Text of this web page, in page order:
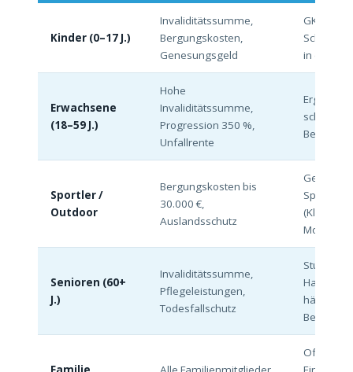
Kinder (0–17 J.)
Invaliditätssumme,
Bergungskosten,
Genesungsgeld
GKV
Schule/
in der
Erwachsene
(18–59 J.)
Hohe
Invaliditätssumme,
Progression 350 %,
Unfallrente
schützt
Sportler /
Outdoor
Bergungskosten bis
30.000 €,
Auslandsschutz
(Klettern,
Senioren (60+
J.)
Invaliditätssumme,
Pflegeleistungen,
Todesfallschutz
Sturz- und
häufen
Beitrag
Oft